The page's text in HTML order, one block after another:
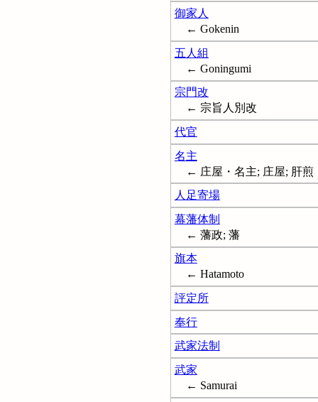
御家人
← Gokenin
五人組
← Goningumi
宗門改
← 宗旨人別改
代官
名主
← 庄屋・名主; 庄屋; 肝煎
人足寄場
幕藩体制
← 藩政; 藩
旗本
← Hatamoto
評定所
奉行
武家法制
武家
← Samurai